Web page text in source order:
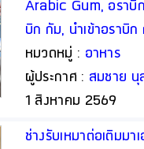
Arabic Gum, อราบิ
บิก กัม, นำเข้าอราบิ
หมวดหมู่ : อาหาร
ผู้ประกาศ : สมชาย นุ
1 สิงหาคม 2569
ช่างรับเหมาต่อเติมมา